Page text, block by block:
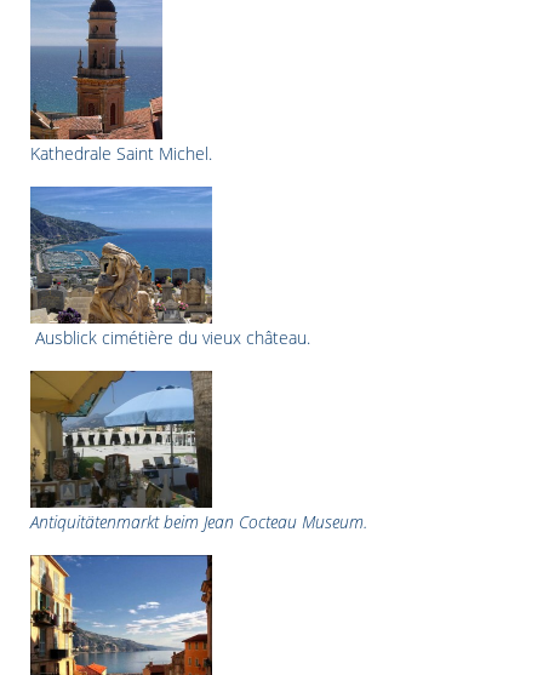
Kathedrale Saint Michel.
Ausblick cimétière du vieux château.
Antiquitätenmarkt beim Jean Cocteau Museum.